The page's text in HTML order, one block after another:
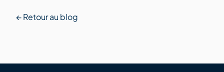
← Retour au blog